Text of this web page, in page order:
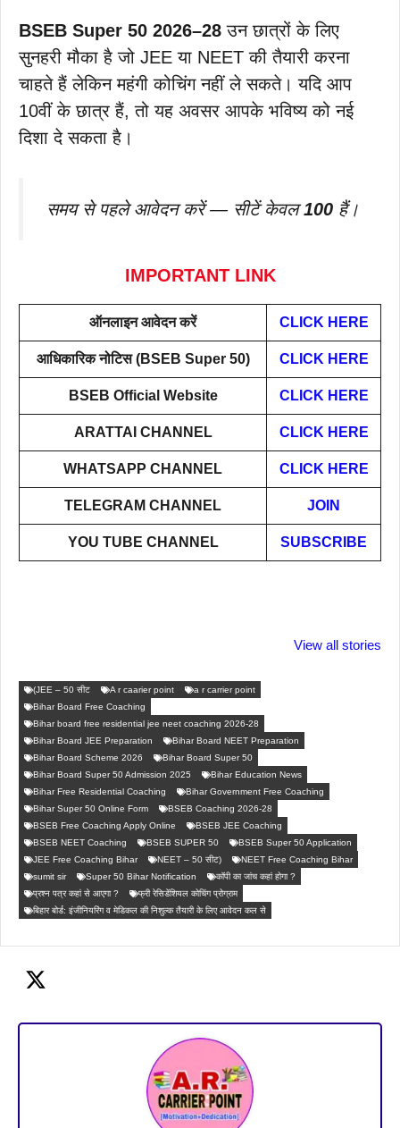
BSEB Super 50 2026–28 उन छात्रों के लिए
सुनहरी मौका है जो JEE या NEET की तैयारी करना
चाहते हैं लेकिन महंगी कोचिंग नहीं ले सकते। यदि आप
10वीं के छात्र हैं, तो यह अवसर आपके भविष्य को नई
दिशा दे सकता है।
समय से पहले आवेदन करें — सीटें केवल100हैं।
IMPORTANT LINK
ऑनलाइन आवेदन करें CLICK HERE
आधिकारिक नोटिस (BSEB Super 50) CLICK HERE
BSEB Official Website CLICK HERE
ARATTAI CHANNEL CLICK HERE
WHATSAPP CHANNEL CLICK HERE
TELEGRAM CHANNEL JOIN
YOU TUBE CHANNEL SUBSCRIBE
View all stories
पिने के फायदे
(JEE – 50 सीट A r caarier point
a r carrier point
Bihar Board Free Coaching
Bihar board free residential jee neet coaching 2026-28
Bihar Board JEE Preparation
Bihar Board NEET Preparation
Bihar Board Scheme 2026
Bihar Board Super 50
Bihar Board Super 50 Admission 2025
Bihar Education News
Bihar Free Residential Coaching
Bihar Government Free Coaching
Bihar Super 50 Online Form
BSEB Coaching 2026-28
BSEB Free Coaching Apply Online
BSEB JEE Coaching
BSEB NEET Coaching
BSEB SUPER 50
BSEB Super 50 Application
JEE Free Coaching Bihar
NEET – 50 सीट)
NEET Free Coaching Bihar
sumit sir
Super 50 Bihar Notification
कॉपी का जांच कहां होगा ?
प्रश्न पत्र कहां से आएगा ?
फ्री रेसिडेंशियल कोचिंग प्रोग्राम
बिहार बोर्ड: इंजीनियरिंग व मेडिकल की निशुल्क तैयारी के लिए आवेदन कल से